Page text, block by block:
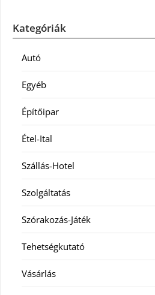
Kategóriák
Autó
Egyéb
Építőipar
Étel-Ital
Szállás-Hotel
Szolgáltatás
Szórakozás-Játék
Tehetségkutató
Vásárlás